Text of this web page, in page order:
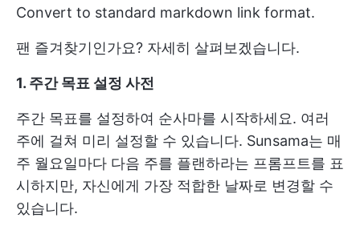
Convert to standard markdown link format.
팬 즐겨찾기인가요? 자세히 살펴보겠습니다.
1. 주간 목표 설정 사전
주간 목표를 설정하여 순사마를 시작하세요. 여러
주에 걸쳐 미리 설정할 수 있습니다. Sunsama는 매
주 월요일마다 다음 주를 플랜하라는 프롬프트를 표
시하지만, 자신에게 가장 적합한 날짜로 변경할 수
있습니다.